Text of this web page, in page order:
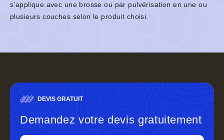
s’applique avec une brosse ou par pulvérisation en une ou
plusieurs couches selon le produit choisi.
DEVIS GRATUIT
Demandez votre devis gratuitement